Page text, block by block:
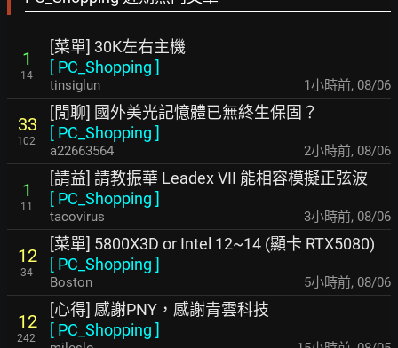
1
14
[菜單] 30K左右主機
[ PC_Shopping ]
tinsiglun 1小時前, 08/06
33
102
[閒聊] 國外美光記憶體已無終生保固？
[ PC_Shopping ]
a22663564 2小時前, 08/06
1
11
[請益] 請教振華 Leadex VII 能相容模擬正弦波
[ PC_Shopping ]
tacovirus 3小時前, 08/06
12
34
[菜單] 5800X3D or Intel 12~14 (顯卡 RTX5080)
[ PC_Shopping ]
Boston 5小時前, 08/06
12
242
[心得] 感謝PNY，感謝青雲科技
[ PC_Shopping ]